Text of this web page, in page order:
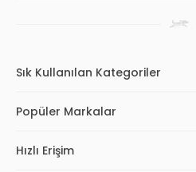
Sık Kullanılan Kategoriler
Popüler Markalar
Hızlı Erişim